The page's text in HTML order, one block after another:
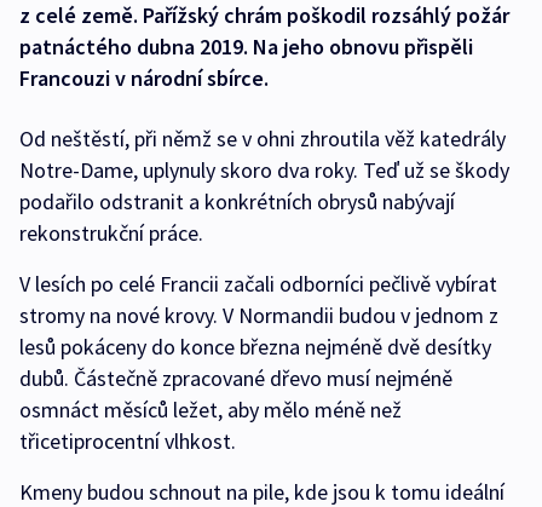
z celé země. Pařížský chrám poškodil rozsáhlý požár
patnáctého dubna 2019. Na jeho obnovu přispěli
Francouzi v národní sbírce.
Od neštěstí, při němž se v ohni zhroutila věž katedrály
Notre-Dame, uplynuly skoro dva roky. Teď už se škody
podařilo odstranit a konkrétních obrysů nabývají
rekonstrukční práce.
V lesích po celé Francii začali odborníci pečlivě vybírat
stromy na nové krovy. V Normandii budou v jednom z
lesů pokáceny do konce března nejméně dvě desítky
dubů. Částečně zpracované dřevo musí nejméně
osmnáct měsíců ležet, aby mělo méně než
třicetiprocentní vlhkost.
Kmeny budou schnout na pile, kde jsou k tomu ideální